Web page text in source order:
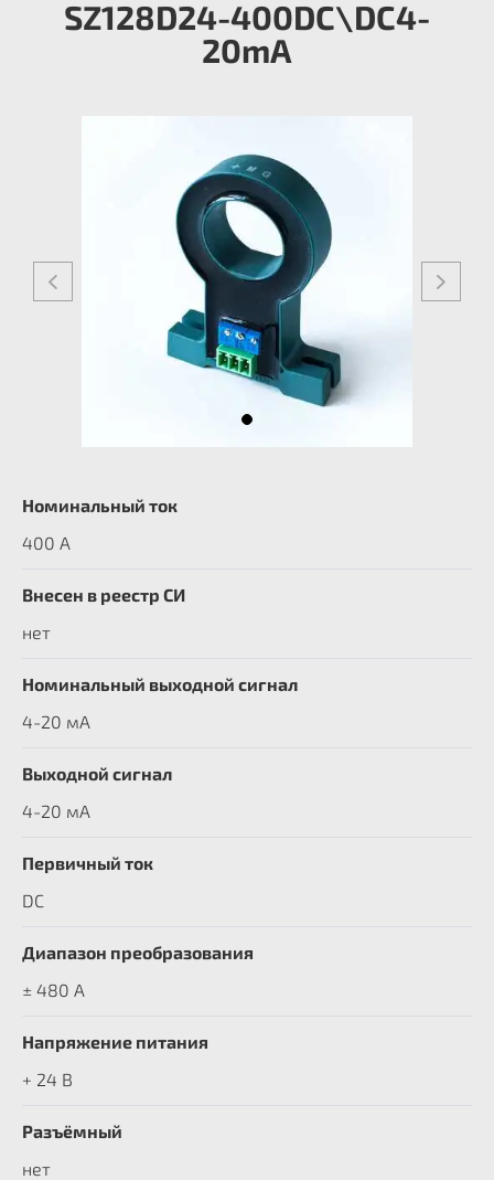
SZ128D24-400DC\DC4-
20mA
Номинальный ток
400 A
Внесен в реестр СИ
нет
Номинальный выходной сигнал
4-20 мА
Выходной сигнал
4-20 мА
Первичный ток
DC
Диапазон преобразования
± 480 A
Напряжение питания
+ 24 В
Разъёмный
нет